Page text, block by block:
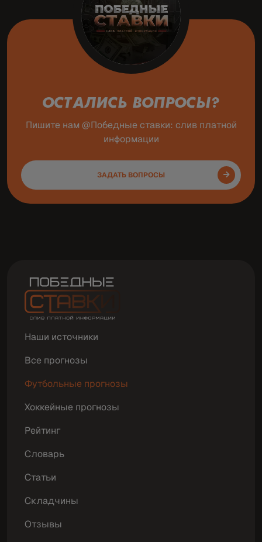
ОСТАЛИСЬ ВОПРОСЫ?
Пишите нам @Победные ставки: слив платной
информации
ЗАДАТЬ ВОПРОСЫ
Наши источники
Все прогнозы
Футбольные прогнозы
Хоккейные прогнозы
Рейтинг
Словарь
Статьи
Складчины
Отзывы